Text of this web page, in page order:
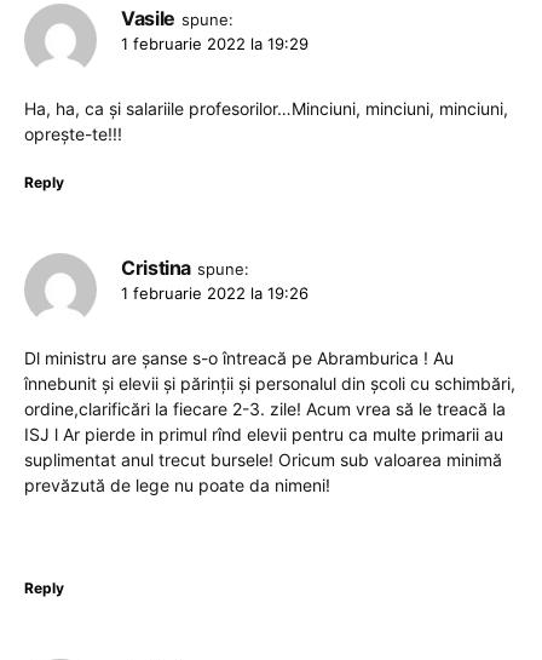
Vasile spune:
1 februarie 2022 la 19:29
Ha, ha, ca și salariile profesorilor…Minciuni, minciuni, minciuni,
oprește-te!!!
Reply
Cristina spune:
1 februarie 2022 la 19:26
Dl ministru are șanse s-o întreacă pe Abramburica ! Au
înnebunit și elevii și părinții și personalul din școli cu schimbări,
ordine,clarificări la fiecare 2-3. zile! Acum vrea să le treacă la
ISJ l Ar pierde in primul rînd elevii pentru ca multe primarii au
suplimentat anul trecut bursele! Oricum sub valoarea minimă
prevăzută de lege nu poate da nimeni!
Reply